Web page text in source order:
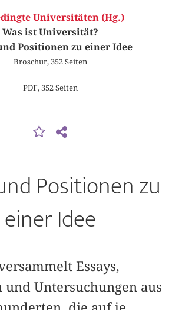
Universitäten (Hg.)
Was ist Universität?
Positionen zu einer Idee
Broschur, 352 Seiten
PDF, 352 Seiten
Positionen zu
einer Idee
Essays,
und Untersuchungen aus